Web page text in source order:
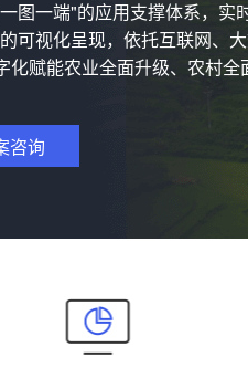
图一端"的应用支撑体系，实
可视化呈现，依托互联网、
化赋能农业全面升级、农村
咨询